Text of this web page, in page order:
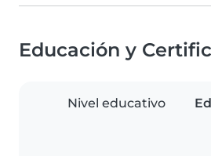
Educación y
Nivel educativo